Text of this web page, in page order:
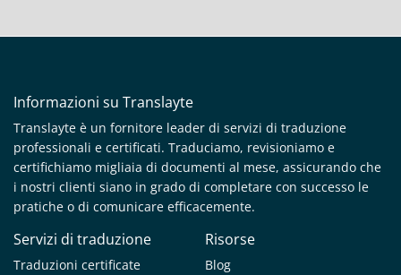
Informazioni su Translayte
Translayte è un fornitore leader di servizi di traduzione
professionali e certificati. Traduciamo, revisioniamo e
certifichiamo migliaia di documenti al mese, assicurando che
i nostri clienti siano in grado di completare con successo le
pratiche o di comunicare efficacemente.
Servizi di traduzione
Traduzioni certificate
Risorse
Blog